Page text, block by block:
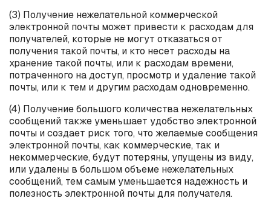
(3) Получение нежелательной коммерческой
электронной почты может привести к расходам для
получателей, которые не могут отказаться от
получения такой почты, и кто несет расходы на
хранение такой почты, или к расходам времени,
потраченного на доступ, просмотр и удаление такой
почты, или к тем и другим расходам одновременно.
(4) Получение большого количества нежелательных
сообщений также уменьшает удобство электронной
почты и создает риск того, что желаемые сообщения
электронной почты, как коммерческие, так и
некоммерческие, будут потеряны, упущены из виду,
или удалены в большом объеме нежелательных
сообщений, тем самым уменьшается надежность и
полезность электронной почты для получателя.